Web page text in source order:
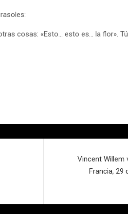
cosas: «Esto… esto es… la flor».
Vincent Willem
Francia, 29